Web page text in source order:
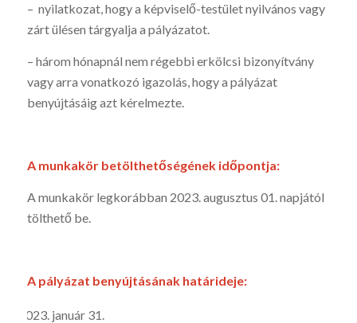
– nyilatkozat, hogy a képviselő-testület nyilvános vagy
zárt ülésen tárgyalja a pályázatot.
– három hónapnál nem régebbi erkölcsi bizonyítvány
vagy arra vonatkozó igazolás, hogy a pályázat
benyújtásáig azt kérelmezte.
A munkakör betölthetőségének időpontja:
A munkakör legkorábban 2023. augusztus 01. napjától
tölthető be.
A pályázat benyújtásának határideje:
január 31.